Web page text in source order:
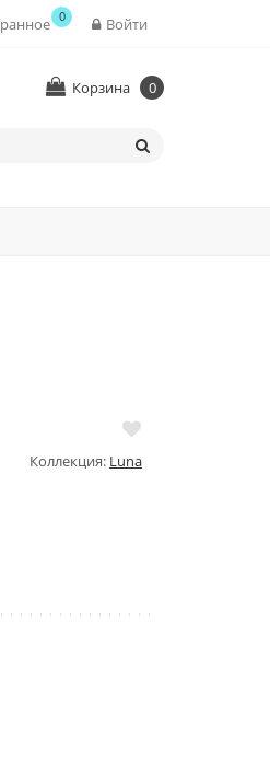
Войти
0
Корзина 0
Коллекция: Luna